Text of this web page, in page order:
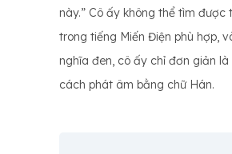
này.” Cô ấy không thể tìm được
trong tiếng Miến Điện phù hợp,
nghĩa đen, cô ấy chỉ đơn giản
cách phát âm bằng chữ Hán.